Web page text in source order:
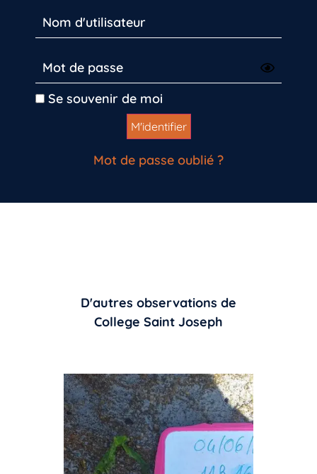
Se souvenir de moi
Mot de passe oublié ?
D'autres observations de
College Saint Joseph